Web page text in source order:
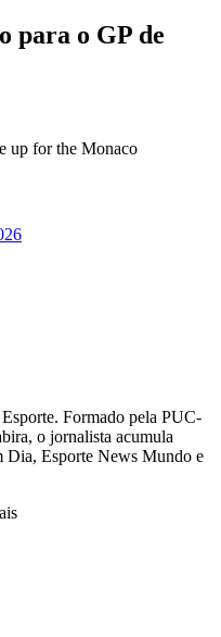
para o GP de
up for the Monaco
Formado pela PUC-
o jornalista acumula
Dia, Esporte News Mundo e